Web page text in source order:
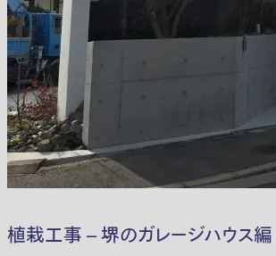
植栽工事 – 堺のガレージハウス